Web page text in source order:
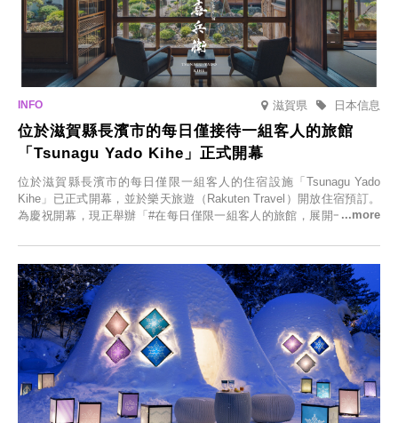
滋賀県 日本信息
位於滋賀縣長濱市的每日僅接待一組客人的旅館
「Tsunagu Yado Kihe」正式開幕
位於滋賀縣長濱市的每日僅限一組客人的住宿設施「Tsunagu Yado
Kihe」已正式開幕，並於樂天旅遊（Rakuten Travel）開放住宿預訂。
為慶祝開幕，現正舉辦「#在每日僅限一組客人的旅館，展開一生一次
人的旅館，您才能在此與重要的人共度獨一無二的特別時光。